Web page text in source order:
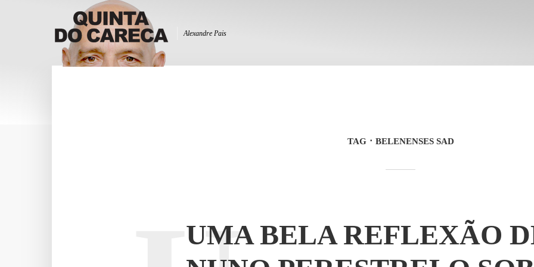
Alexandre Pais
TAG BELENENSES SAD
UMA BELA REFLEXÃO